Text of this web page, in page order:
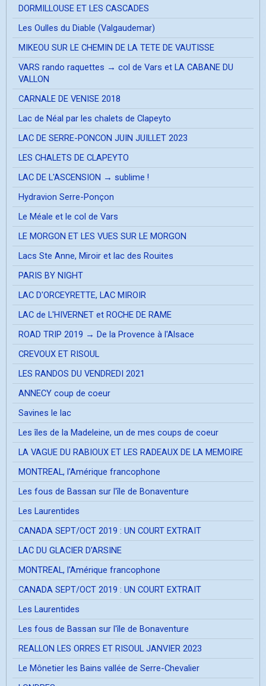
DORMILLOUSE ET LES CASCADES
Les Oulles du Diable (Valgaudemar)
MIKEOU SUR LE CHEMIN DE LA TETE DE VAUTISSE
VARS rando raquettes → col de Vars et LA CABANE DU
VALLON
CARNALE DE VENISE 2018
Lac de Néal par les chalets de Clapeyto
LAC DE SERRE-PONCON JUIN JUILLET 2023
LES CHALETS DE CLAPEYTO
LAC DE L'ASCENSION → sublime !
Hydravion Serre-Ponçon
Le Méale et le col de Vars
LE MORGON ET LES VUES SUR LE MORGON
Lacs Ste Anne, Miroir et lac des Rouites
PARIS BY NIGHT
LAC D'ORCEYRETTE, LAC MIROIR
LAC de L'HIVERNET et ROCHE DE RAME
ROAD TRIP 2019 → De la Provence à l'Alsace
CREVOUX ET RISOUL
LES RANDOS DU VENDREDI 2021
ANNECY coup de coeur
Savines le lac
Les îles de la Madeleine, un de mes coups de coeur
LA VAGUE DU RABIOUX ET LES RADEAUX DE LA MEMOIRE
MONTREAL, l'Amérique francophone
Les fous de Bassan sur l'île de Bonaventure
Les Laurentides
CANADA SEPT/OCT 2019 : UN COURT EXTRAIT
LAC DU GLACIER D'ARSINE
MONTREAL, l'Amérique francophone
CANADA SEPT/OCT 2019 : UN COURT EXTRAIT
Les Laurentides
Les fous de Bassan sur l'île de Bonaventure
REALLON LES ORRES ET RISOUL JANVIER 2023
Le Mônetier les Bains vallée de Serre-Chevalier